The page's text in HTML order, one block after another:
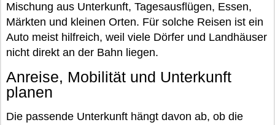
Mischung aus Unterkunft, Tagesausflügen, Essen,
Märkten und kleinen Orten. Für solche Reisen ist ein
Auto meist hilfreich, weil viele Dörfer und Landhäuser
nicht direkt an der Bahn liegen.
Anreise, Mobilität und Unterkunft
planen
Die passende Unterkunft hängt davon ab, ob die